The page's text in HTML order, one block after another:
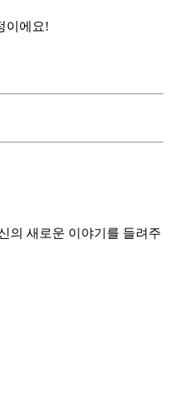
의 새로운 이야기를 들려주
이에요!